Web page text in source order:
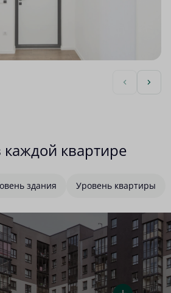
квартире
здания Уровень квартиры